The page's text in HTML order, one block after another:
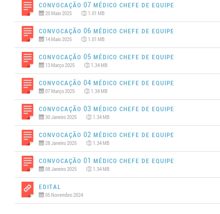
Convocação 07 MÉDICO CHEFE DE EQUIPE
20 Maio 2025 1.01 MB
Convocação 06 MÉDICO CHEFE DE EQUIPE
14 Maio 2025 1.01 MB
Convocação 05 MÉDICO CHEFE DE EQUIPE
13 Março 2025 1.34 MB
Convocação 04 MÉDICO CHEFE DE EQUIPE
07 Março 2025 1.34 MB
Convocação 03 MÉDICO CHEFE DE EQUIPE
30 Janeiro 2025 1.34 MB
Convocação 02 MÉDICO CHEFE DE EQUIPE
28 Janeiro 2025 1.34 MB
Convocação 01 MÉDICO CHEFE DE EQUIPE
08 Janeiro 2025 1.34 MB
Edital
05 Novembro 2024